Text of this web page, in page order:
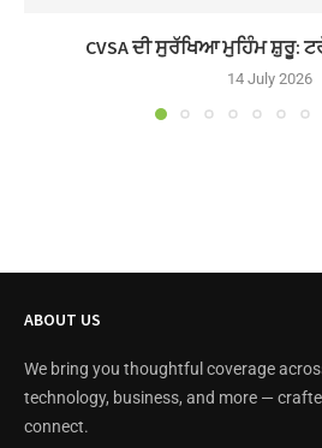
CVSA ਦੀ ਸੁਰੱਖਿਆ ਮੁਹਿੰਮ ਸ਼ੁਰੂ:
14 July 2026
ABOUT US
We bring you thoughtful coverage
technology, business, and more —
connect.